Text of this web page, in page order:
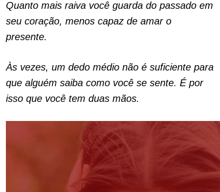
Quanto mais raiva você guarda do passado em
seu coração, menos capaz de amar o
presente.
Às vezes, um dedo médio não é suficiente para
que alguém saiba como você se sente. É por
isso que você tem duas mãos.